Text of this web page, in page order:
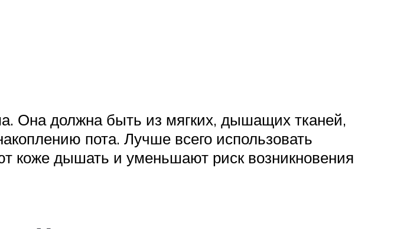
Она должна быть из мягких, дышащих тканей,
пота. Лучше всего использовать
коже дышать и уменьшают риск возникновения